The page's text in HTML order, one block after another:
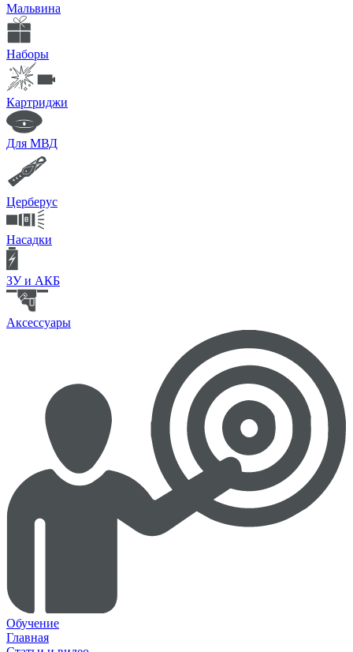
Мальвина
Наборы
Картриджи
Для МВД
Церберус
Насадки
ЗУ и АКБ
Аксессуары
Обучение
Главная